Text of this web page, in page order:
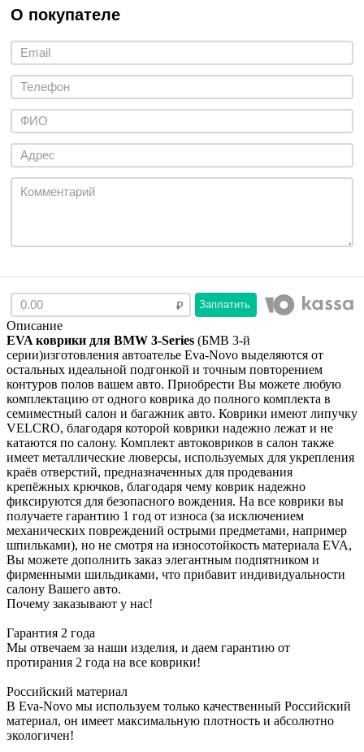
О покупателе
Заплатить
Описание
EVA коврики для BMW 3-Series (БМВ 3-й
серии)изготовления автоателье Eva-Novo выделяются от
остальных идеальной подгонкой и точным повторением
контуров полов вашем авто. Приобрести Вы можете любую
комплектацию от одного коврика до полного комплекта в
семиместный салон и багажник авто. Коврики имеют липучку
VELCRO, благодаря которой коврики надежно лежат и не
катаются по салону. Комплект автоковриков в салон также
имеет металлические люверсы, используемых для укрепления
краёв отверстий, предназначенных для продевания
крепёжных крючков, благодаря чему коврик надежно
фиксируются для безопасного вождения. На все коврики вы
получаете гарантию 1 год от износа (за исключением
механических повреждений острыми предметами, например
шпильками), но не смотря на износотойкость материала EVA,
Вы можете дополнить заказ элегантным подпятником и
фирменными шильдиками, что прибавит индивидуальности
салону Вашего авто.
Почему заказывают у нас!
Гарантия 2 года
Мы отвечаем за наши изделия, и даем гарантию от
протирания 2 года на все коврики!
Российский материал
В Eva-Novo мы используем только качественный Российский
материал, он имеет максимальную плотность и абсолютно
экологичен!